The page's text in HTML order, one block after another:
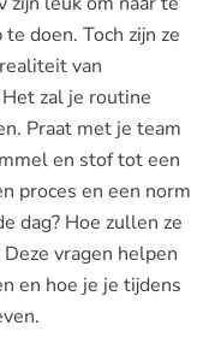
doen. Toch zijn ze
van
zal je routine
Praat met je team
en stof tot een
proces en een norm
dag? Hoe zullen ze
vragen helpen
en hoe je je tijdens